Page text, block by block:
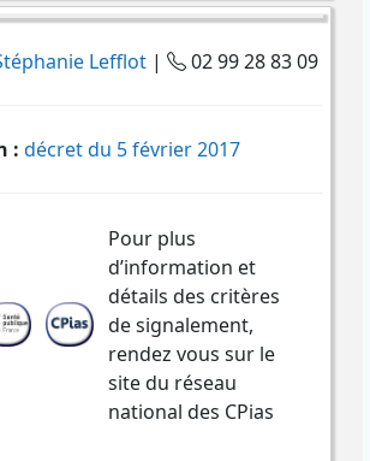
Lefflot | 02 99 28 83 09
: décret du 5 février 2017
Pour plus
d’information et
détails des critères
de signalement,
rendez vous sur le
site du réseau
national des CPias